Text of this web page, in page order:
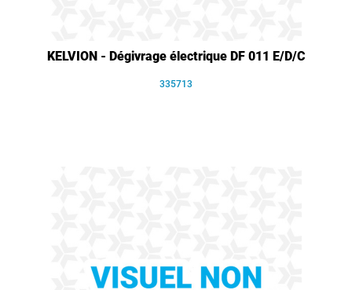
KELVION - Dégivrage électrique DF 011 E/D/C
335713